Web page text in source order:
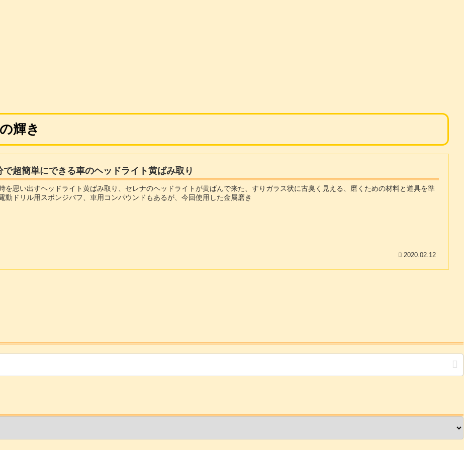
輝き
で超簡単にできる車のヘッドライト黄ばみ取り
を思い出すヘッドライト黄ばみ取り、セレナのヘッドライトが黄ばんで来た、すりガラス状に古臭く見える、磨くための材料と道具を準
動ドリル用スポンジバフ、車用コンパウンドもあるが、今回使用した金属磨き
2020.02.12